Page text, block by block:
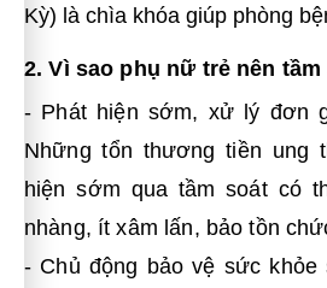
Kỳ) là chìa khóa giúp phòng
2. Vì sao phụ nữ trẻ nên
- Phát hiện sớm, xử lý đơn
Những tổn thương tiền ung
hiện sớm qua tầm soát có
nhàng, ít xâm lấn, bảo tồn
- Chủ động bảo vệ sức